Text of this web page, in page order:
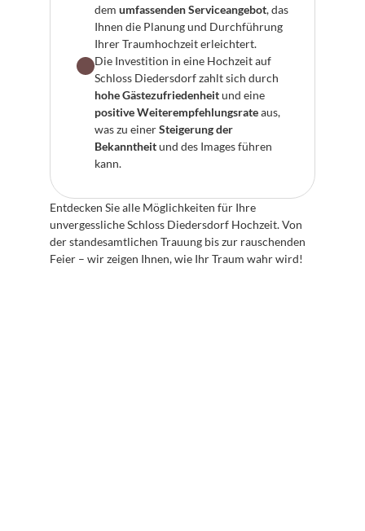
dem umfassenden Serviceangebot, das
Ihnen die Planung und Durchführung
Ihrer Traumhochzeit erleichtert.
Die Investition in eine Hochzeit auf
hohe Gästezufriedenheit
positive Weiterempfehlungsrate aus,
was zu einer Steigerung der
Bekanntheit und des Images führen
kann.
Entdecken Sie alle Möglichkeiten für Ihre
unvergessliche Schloss Diedersdorf Hochzeit. Von
der standesamtlichen Trauung bis zur rauschenden
Feier – wir zeigen Ihnen, wie Ihr Traum wahr wird!